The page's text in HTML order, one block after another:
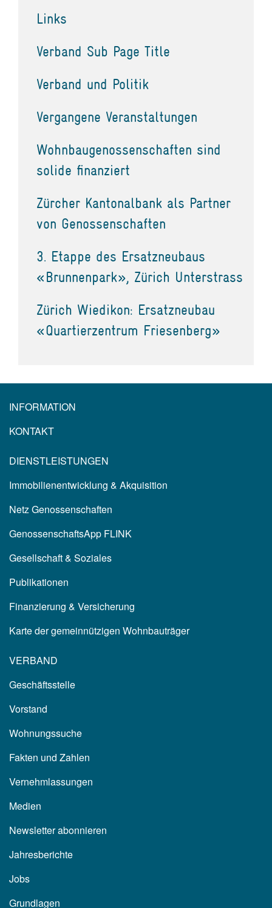
Links
Verband Sub Page Title
Verband und Politik
Vergangene Veranstaltungen
Wohnbaugenossenschaften sind
solide finanziert
Zürcher Kantonalbank als Partner
von Genossenschaften
3. Etappe des Ersatzneubaus
«Brunnenpark», Zürich Unterstrass
Zürich Wiedikon: Ersatzneubau
«Quartierzentrum Friesenberg»
INFORMATION
KONTAKT
DIENSTLEISTUNGEN
Immobilienentwicklung & Akquisition
Netz Genossenschaften
GenossenschaftsApp FLINK
Gesellschaft & Soziales
Publikationen
Finanzierung & Versicherung
Karte der gemeinnützigen Wohnbauträger
VERBAND
Geschäftsstelle
Vorstand
Wohnungssuche
Fakten und Zahlen
Vernehmlassungen
Medien
Newsletter abonnieren
Jahresberichte
Jobs
Grundlagen